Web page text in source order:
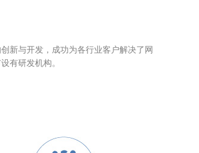
新与开发，成功为各行业客户解决了网
有研发机构。